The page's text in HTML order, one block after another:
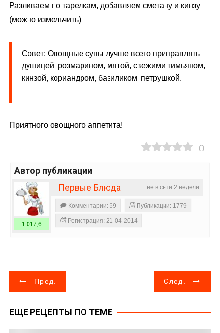
Разливаем по тарелкам, добавляем сметану и кинзу
(можно измельчить).
Совет: Овощные супы лучше всего приправлять
душицей, розмарином, мятой, свежими тимьяном,
кинзой, кориандром, базиликом, петрушкой.
Приятного овощного аппетита!
0
Автор публикации
не в сети 2 недели
Первые Блюда
1 017,6
Комментарии: 69 Публикации: 1779
Регистрация: 21-04-2014
Н
в
Пред. След.
ЕЩЕ РЕЦЕПТЫ ПО ТЕМЕ